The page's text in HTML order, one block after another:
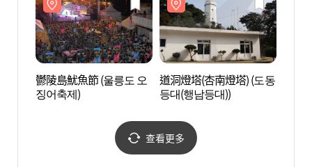
鬱陵島魷魚節 (울릉도 오
징어축제)
道洞燈塔(杏南燈塔) (도동
등대(행남등대))
查看更多